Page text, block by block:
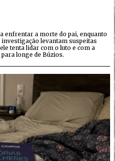
enfrentar a morte do pai, enquanto
levantam suspeitas
tenta lidar com o luto e com a
longe de Búzios.